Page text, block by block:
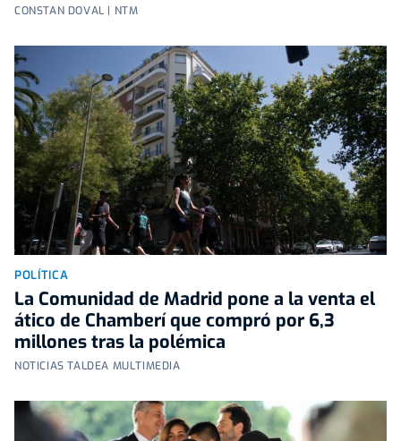
CONSTAN DOVAL | NTM
POLÍTICA
La Comunidad de Madrid pone a la venta el
ático de Chamberí que compró por 6,3
millones tras la polémica
NOTICIAS TALDEA MULTIMEDIA